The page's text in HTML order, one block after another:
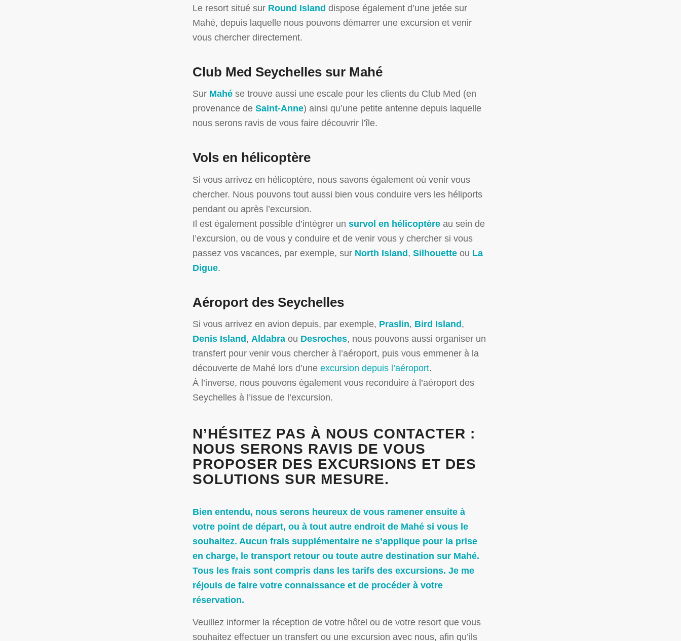
Le resort situé sur Round Island dispose également d’une jetée sur
Mahé, depuis laquelle nous pouvons démarrer une excursion et venir
vous chercher directement.
Club Med Seychelles sur Mahé
Sur Mahése trouve aussi une escale pour les clients du Club Med (en
provenance de Saint-Anne) ainsi qu’une petite antenne depuis laquelle
nous serons ravis de vous faire découvrir l’île.
Vols en hélicoptère
Si vous arrivez en hélicoptère, nous savons également où venir vous
chercher. Nous pouvons tout aussi bien vous conduire vers les héliports
pendant ou après l’excursion.
Il est également possible d’intégrer un survol en hélicoptèreau sein de
l’excursion, ou de vous y conduire et de venir vous y chercher si vous
passez vos vacances, par exemple, sur North Island, Silhouetteou La
Digue.
Aéroport des Seychelles
Si vous arrivez en avion depuis, par exemple, Praslin, Bird Island,
Denis Island, Aldabraou Desroches, nous pouvons aussi organiser un
transfert pour venir vous chercher à l’aéroport, puis vous emmener à la
découverte de Mahé lors d’une excursion depuis l’aéroport.
À l’inverse, nous pouvons également vous reconduire à l’aéroport des
Seychelles à l’issue de l’excursion.
N’HÉSITEZ PAS À NOUS CONTACTER :
NOUS SERONS RAVIS DE VOUS
PROPOSER DES EXCURSIONS ET DES
SOLUTIONS SUR MESURE.
Bien entendu, nous serons heureux de vous ramener ensuite à
votre point de départ, ou à tout autre endroit de Mahé si vous le
souhaitez. Aucun frais supplémentaire ne s’applique pour la prise
en charge, le transport retour ou toute autre destination sur Mahé.
Tous les frais sont compris dans les tarifs des excursions. Je me
réjouis de faire votre connaissance et de procéder à votre
réservation.
Veuillez informer la réception de votre hôtel ou de votre resort que vous
souhaitez effectuer un transfert ou une excursion avec nous, afin qu’ils